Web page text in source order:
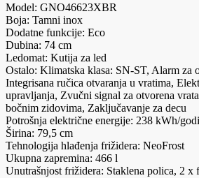
Model: GNO46623XBR
Boja: Tamni inox
Dodatne funkcije: Eco
Dubina: 74 cm
Ledomat: Kutija za led
Ostalo: Klimatska klasa: SN-ST, Alarm za
Integrisana ručica otvaranja u vratima,
upravljanja, Zvučni signal za otvorena
bočnim zidovima, Zaključavanje za decu
Potrošnja električne energije: 238 kWh/
Širina: 79,5 cm
Tehnologija hlađenja frižidera: NeoFrost
Ukupna zapremina: 466 l
Unutrašnjost frižidera: Staklena polica, 2 x